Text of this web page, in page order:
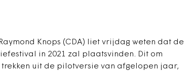
Knops (CDA) liet vrijdag weten dat de
in 2021 zal plaatsvinden. Dit om
trekken uit de pilotversie van afgelopen jaar,